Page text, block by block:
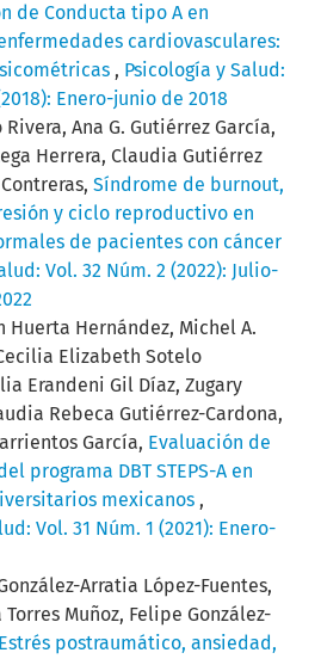
de Conducta tipo A en
cardiovasculares:
, Psicología y Salud:
Enero-junio de 2018
Ana G. Gutiérrez García,
Herrera, Claudia Gutiérrez
Síndrome de burnout,
y ciclo reproductivo en
de pacientes con cáncer
Vol. 32 Núm. 2 (2022): Julio-
Huerta Hernández, Michel A.
Elizabeth Sotelo
Erandeni Gil Díaz, Zugary
Rebeca Gutiérrez-Cardona,
García, Evaluación de
programa DBT STEPS-A en
mexicanos ,
Vol. 31 Núm. 1 (2021): Enero-
Arratia López-Fuentes,
Muñoz, Felipe González-
Estrés postraumático, ansiedad,